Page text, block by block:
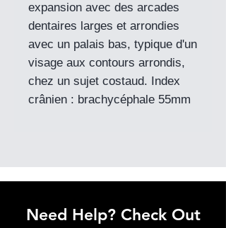
expansion avec des arcades
dentaires larges et arrondies
avec un palais bas, typique d'un
visage aux contours arrondis,
chez un sujet costaud. Index
crânien : brachycéphale 55mm
Need Help? Check Out